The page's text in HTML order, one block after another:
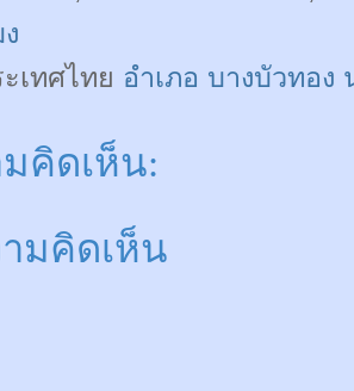
เทศไทย อำเภอ บางบัวทอง
คิดเห็น:
มคิดเห็น